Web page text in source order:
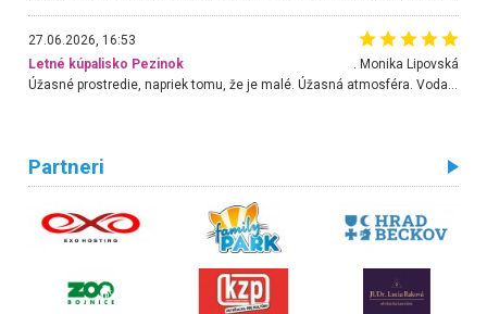
27.06.2026, 16:53
Letné kúpalisko Pezinok
. Monika Lipovská
Úžasné prostredie, napriek tomu, že je malé. Úžasná atmosféra. Voda fantastická a nádherná. Ľudí je pomerne veľa, ale su mili a ohľaduplní. Je veľmi zaujímavé sledovať, ako dokážu spolu športovať cudzí ľudia a bez ohľadu na vek. Vládne tu pohoda. Vnuka neviem dostať z vody. Ďakujem za krásny deň . Urcite sa sem vrátim. Jediný problém je s parkovaním, ale aj ten sa mi podarilo vyriešiť. Monika Bratislava
Partneri